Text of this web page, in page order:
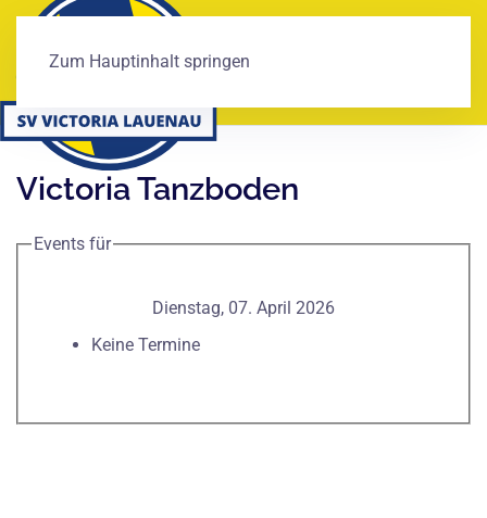
Zum Hauptinhalt springen
Victoria Tanzboden
Events für
Dienstag, 07. April 2026
Keine Termine